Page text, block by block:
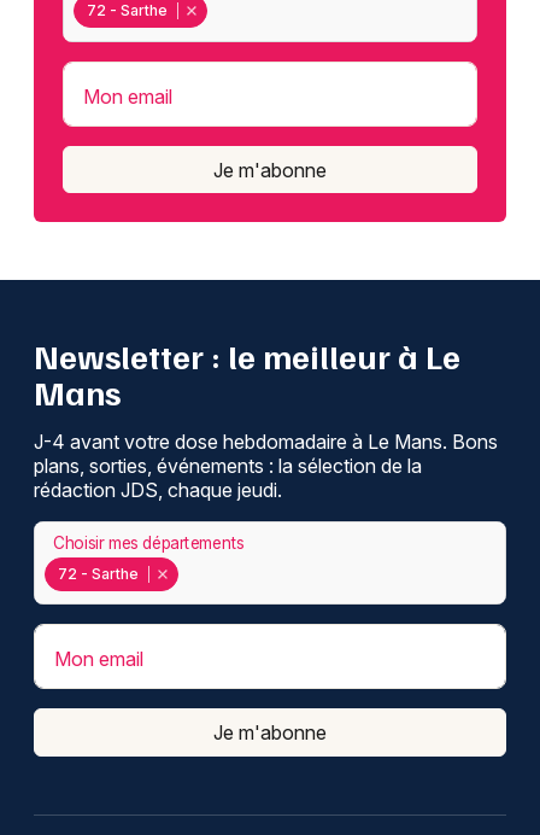
72 - Sarthe
Mon email
Je m'abonne
Newsletter : le meilleur à Le
Mans
J-4 avant votre dose hebdomadaire à Le Mans. Bons
plans, sorties, événements : la sélection de la
rédaction JDS, chaque jeudi.
72 - Sarthe
Choisir mes départements
Mon email
Je m'abonne